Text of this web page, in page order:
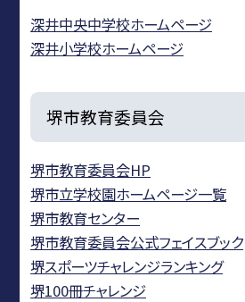
深井中央中学校ホームページ
深井小学校ホームページ
堺市教育委員会
堺市教育委員会HP
堺市立学校園ホームページ一覧
堺市教育センター
堺市教育委員会公式フェイスブック
堺スポーツチャレンジランキング
堺100冊チャレンジ